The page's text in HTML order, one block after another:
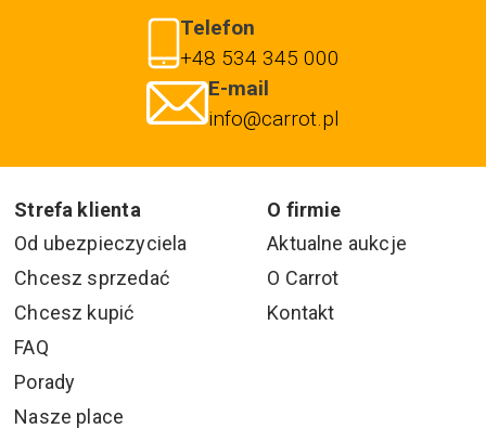
Telefon
+48 534 345 000
E-mail
info@carrot.pl
Strefa klienta
O firmie
Od ubezpieczyciela
Chcesz sprzedać
Chcesz kupić
FAQ
Porady
Nasze place
Aktualne aukcje
O Carrot
Kontakt